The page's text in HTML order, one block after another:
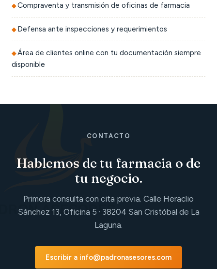
Compraventa y transmisión de oficinas de farmacia
Defensa ante inspecciones y requerimientos
Área de clientes online con tu documentación siempre
disponible
CONTACTO
Hablemos de tu farmacia o de
tu negocio.
Primera consulta con cita previa. Calle Heraclio
Sánchez 13, Oficina 5 · 38204 San Cristóbal de La
Laguna.
Escribir a info@padronasesores.com